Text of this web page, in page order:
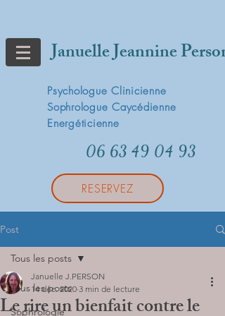
Januelle Jeannine Person
Psychologue Clinicienne
Sophrologue Caycédienne
Energéticienne
06 63 49 04 93
RESERVEZ
Post
Tous les posts
Sophrologie
Tous les posts
Le rire un bienfait contre le
Januelle J.PERSON
14 déc. 2020 3 min de lecture